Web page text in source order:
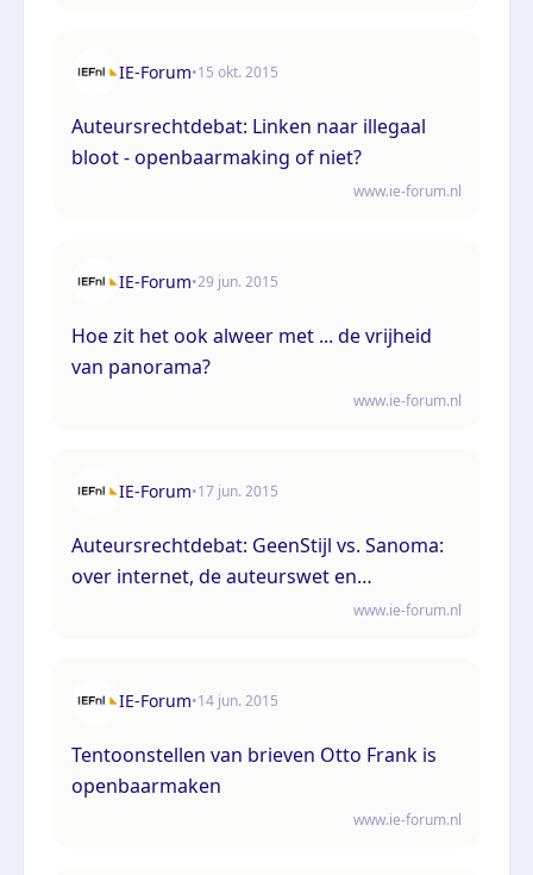
IE-Forum•15 okt. 2015
Auteursrechtdebat: Linken naar illegaal
bloot - openbaarmaking of niet?
www.ie-forum.nl
IE-Forum•29 jun. 2015
Hoe zit het ook alweer met ... de vrijheid
van panorama?
www.ie-forum.nl
IE-Forum•17 jun. 2015
Auteursrechtdebat: GeenStijl vs. Sanoma:
over internet, de auteurswet en
hyperlinking naar ongeautoriseerdewww.ie-forum.nl
IE-Forum•14 jun. 2015
Tentoonstellen van brieven Otto Frank is
openbaarmaken
www.ie-forum.nl